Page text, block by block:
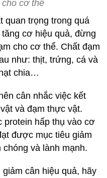
cơ thể
quan trọng trong quá
cơ hiệu quả, đừng
cho cơ thể. Chất đạm
như: thịt, trứng, cá và
chia…
cân nhắc việc kết
và đạm thực vật.
protein hấp thụ vào cơ
được mục tiêu giảm
và lành mạnh.
cân hiệu quả, hãy